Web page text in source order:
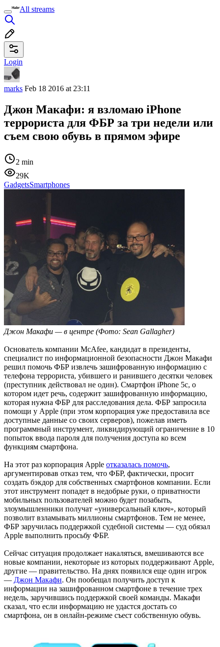
All streams
Login
marks Feb 18 2016 at 23:11
Джон Макафи: я взломаю iPhone
террориста для ФБР за три недели или
съем свою обувь в прямом эфире
2 min
29K
GadgetsSmartphones
Джон Макафи — в центре (Фото: Sean Gallagher)
Основатель компании McAfee, кандидат в президенты,
специалист по информационной безопасности Джон Макафи
решил помочь ФБР извлечь зашифрованную информацию с
телефона террориста, убившего и ранившего десятки человек
(преступник действовал не один). Смартфон iPhone 5c, о
котором идет речь, содержит зашифрованную информацию,
которая нужна ФБР для расследования дела. ФБР запросила
помощи у Apple (при этом корпорация уже предоставила все
доступные данные со своих серверов), пожелав иметь
программный инструмент, ликвидирующий ограничение в 10
попыток ввода пароля для получения доступа ко всем
функциям смартфона.
На этот раз корпорация Apple отказалась помочь,
аргументировав отказ тем, что ФБР, фактически, просит
создать бэкдор для собственных смартфонов компании. Если
этот инструмент попадет в недобрые руки, о приватности
мобильных пользователей можно будет позабыть,
злоумышленники получат «универсальный ключ», который
позволит взламывать миллионы смартфонов. Тем не менее,
ФБР заручилась поддержкой судебной системы — суд обязал
Apple выполнить просьбу ФБР.
Сейчас ситуация продолжает накаляться, вмешиваются все
новые компании, некоторые из которых поддерживают Apple,
другие — правительство. На днях появился еще один игрок
— Джон Макафи. Он пообещал получить доступ к
информации на зашифрованном смартфоне в течение трех
недель, заручившись поддержкой своей команды. Макафи
сказал, что если информацию не удастся достать со
смартфона, он в онлайн-режиме съест собственную обувь.